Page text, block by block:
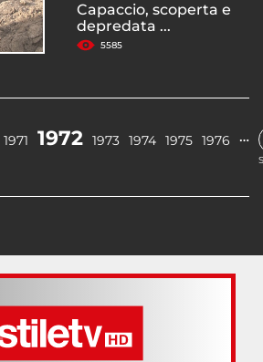
Capaccio, scoperta e
depredata ...
5585
1971 1972 1973 1974 1975 1976 …